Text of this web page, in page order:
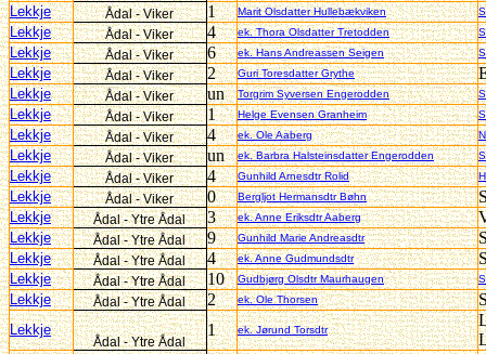
Lekkje Ådal - Viker 1 Marit Olsdatter Hullebækviken
Lekkje Ådal - Viker 4 ek. Thora Olsdatter Tretodden
Lekkje Ådal - Viker 6 ek. Hans Andreassen Seigen
Lekkje Ådal - Viker 2 Guri Toresdatter Grythe
Lekkje Ådal - Viker un Torgrim Syversen Engerodden
Lekkje Ådal - Viker 1 Helge Evensen Granheim
Lekkje Ådal - Viker 4 ek. Ole Aaberg
Lekkje Ådal - Viker un ek. Barbra Halsteinsdatter Engerodden
Lekkje Ådal - Viker 4 Gunhild Arnesdtr Rolid
Lekkje Ådal - Viker 0 Bergljot Hermansdtr Bøhn
Lekkje Ådal - Ytre Ådal 3 ek. Anne Eriksdtr Aaberg
Lekkje Ådal - Ytre Ådal 9 Gunhild Marie Andreasdtr
Lekkje Ådal - Ytre Ådal 4 ek. Anne Gudmundsdtr
Lekkje Ådal - Ytre Ådal 10 Gudbjørg Olsdtr Maurhaugen
Lekkje Ådal - Ytre Ådal 2 ek. Ole Thorsen
Lekkje
Ådal - Ytre Ådal
1 ek. Jørund Torsdtr